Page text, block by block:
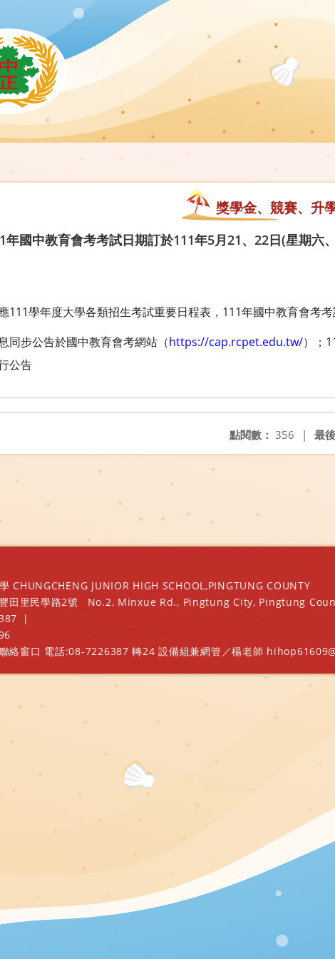
獎學金、競賽、升
年國中教育會考考試日期訂於111年5月21、22日(星期六
111學年度大學各類招生考試重要日程表，111年國中教育會考
同步公告於國中教育會考網站（https://cap.rcpet.edu.tw/）；
公告
最
點閱數： 356 |
CHUNGCHENG JUNIOR HIGH SCHOOL,PINGTUNG COUNTY
田里民學路2號
No.2, Minxue Rd., Pingtung City, Pingtung
|
絡窗口 電話:08-7226387 轉24 設備組兼網管／楊老師